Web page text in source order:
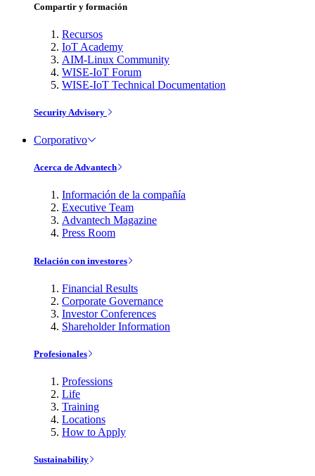
Compartir y formación
Recursos
IoT Academy
AIM-Linux Community
WISE-IoT Forum
WISE-IoT Technical Documentation
Security Advisory
Corporativo
Acerca de Advantech
Información de la compañía
Executive Team
Advantech Magazine
Press Room
Relación con investores
Financial Results
Corporate Governance
Investor Conferences
Shareholder Information
Profesionales
Professions
Life
Training
Locations
How to Apply
Sustainability